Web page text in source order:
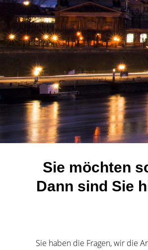
Sie möchten
Dann sind Sie
Sie haben die Fragen, wir die